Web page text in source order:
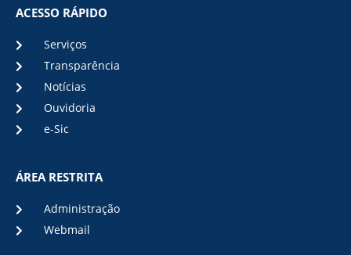
ACESSO RÁPIDO
Serviços
Transparência
Notícias
Ouvidoria
e-Sic
ÁREA RESTRITA
Administração
Webmail